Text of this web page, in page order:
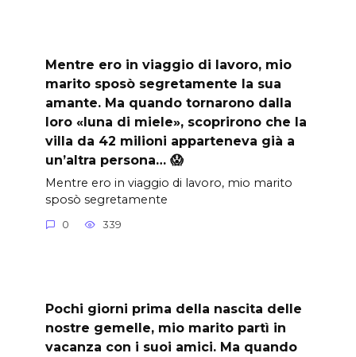
Mentre ero in viaggio di lavoro, mio
marito sposò segretamente la sua
amante. Ma quando tornarono dalla
loro «luna di miele», scoprirono che la
villa da 42 milioni apparteneva già a
un’altra persona… 😱
Mentre ero in viaggio di lavoro, mio marito
sposò segretamente
0 339
Pochi giorni prima della nascita delle
nostre gemelle, mio marito partì in
vacanza con i suoi amici. Ma quando